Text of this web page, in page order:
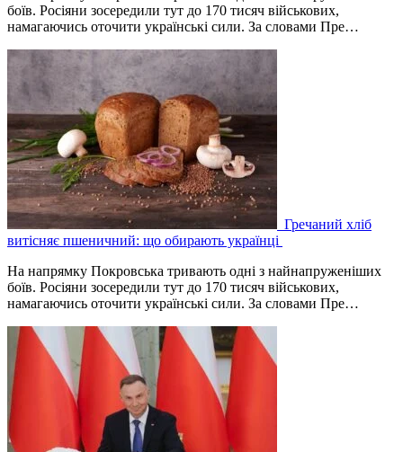
боїв. Росіяни зосередили тут до 170 тисяч військових,
намагаючись оточити українські сили. За словами Пре…
Гречаний хліб
витісняє пшеничний: що обирають українці
На напрямку Покровська тривають одні з найнапруженіших
боїв. Росіяни зосередили тут до 170 тисяч військових,
намагаючись оточити українські сили. За словами Пре…